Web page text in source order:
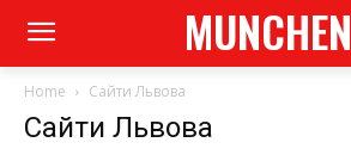
MUNCHEN
Home Сайти Львова
Сайти Львова